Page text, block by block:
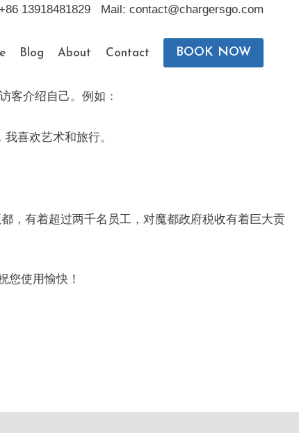
13918481829 Mail: contact@chargersgo.com
Blog About Contact BOOK NOW
客介绍自己。例如：
喜欢艺术和旅行。
，有着超过两千名员工，对魔都政府税收有着巨大贡
您使用愉快！